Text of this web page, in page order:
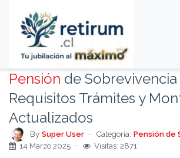
Pensión de Sobrevivencia
Requisitos Trámites y
Actualizados
By Super User Categoría: Pensión de
14 Marzo 2025
Visitas: 2871